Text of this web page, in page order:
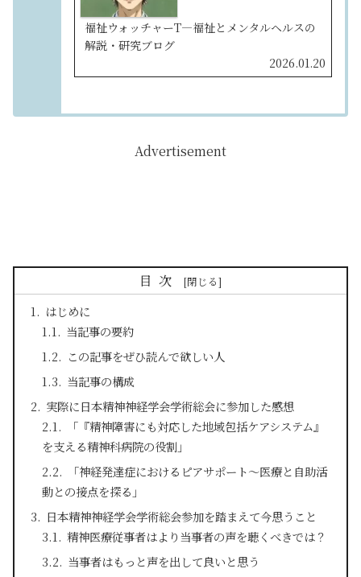
福祉ウォッチャーT—福祉とメンタルヘルスの
解説・研究ブログ
2026.01.20
Advertisement
目次
はじめに
当記事の要約
この記事をぜひ読んで欲しい人
当記事の構成
実際に日本精神神経学会学術総会に参加した感想
「『精神障害にも対応した地域包括ケアシステム』
を支える精神科病院の役割」
「神経発達症におけるピアサポート～医療と自助活
動との接点を探る」
日本精神神経学会学術総会参加を踏まえて今思うこと
精神医療従事者はより当事者の声を聴くべきでは？
当事者はもっと声を出して良いと思う